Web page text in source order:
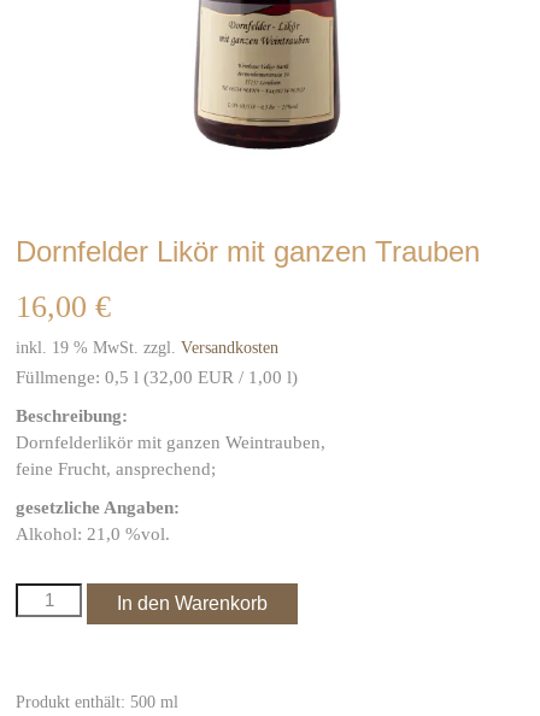
Dornfelder Likör mit ganzen Trauben
16,00€
inkl. 19 % MwSt. zzgl.Versandkosten
Füllmenge:0,5l (32,00 EUR / 1,00 l)
Beschreibung:
Dornfelderlikör mit ganzen Weintrauben,
feine Frucht, ansprechend;
gesetzliche Angaben:
Alkohol: 21,0 %vol.
Dornfelder
Likör
Trauben
In den Warenkorb
Produkt enthält: 500ml